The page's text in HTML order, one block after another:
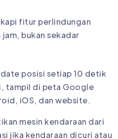
fitur perlindungan
bukan sekadar
posisi setiap 10 detik
tampil di peta Google
iOS, dan website.
mesin kendaraan dari
jika kendaraan dicuri atau